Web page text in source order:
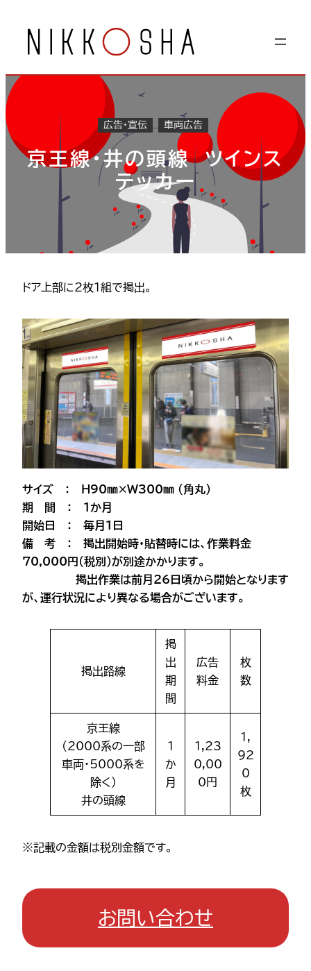
キ
ッ
プ
広告・宣伝 車両広告
京王線・井の頭線 ツインス
テッカー
ドア上部に2枚1組で掲出。
サイズ ： H90㎜×W300㎜ （角丸）
期 間 ： 1か月
開始日 ： 毎月1日
備 考 ： 掲出開始時・貼替時には、作業料金
70,000円（税別）が別途かかります。
掲出作業は前月26日頃から開始となります
が、運行状況により異なる場合がございます。
掲出路線
掲
出
期
間
広告
料金
枚
数
京王線
(2000系の一部
車両・5000系を
除く）
井の頭線
1
か
月
1,23
0,00
0円
1,
92
0
枚
※記載の金額は税別金額です。
お問い合わせ